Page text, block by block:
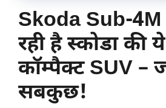
Skoda Sub-
रही है स्कोडा की
कॉम्पैक्ट SUV –
सबकुछ!